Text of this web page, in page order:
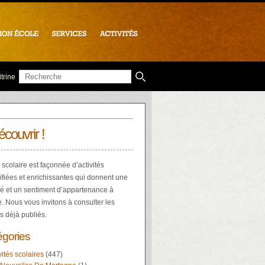
!
est façonnée d’activités
et enrichissantes qui donnent une
et un sentiment d’appartenance à
Nous vous invitons à consulter les
déjà publiés.
scolaires (447)